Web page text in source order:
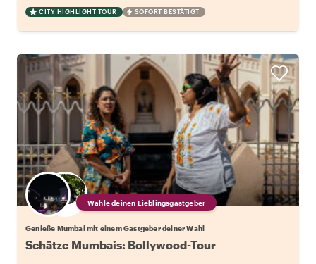
CITY HIGHLIGHT TOUR SOFORT BESTÄTIGT
Wähle deinen Lieblingsgastgeber
Genieße Mumbai mit einem Gastgeber deiner Wahl
Schätze Mumbais: Bollywood-Tour